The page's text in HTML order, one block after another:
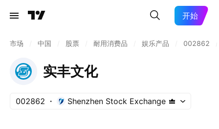
开始
市场 中国 股票 耐用消费品 娱乐产品 002862
实丰文化
002862 Shenzhen Stock Exchange